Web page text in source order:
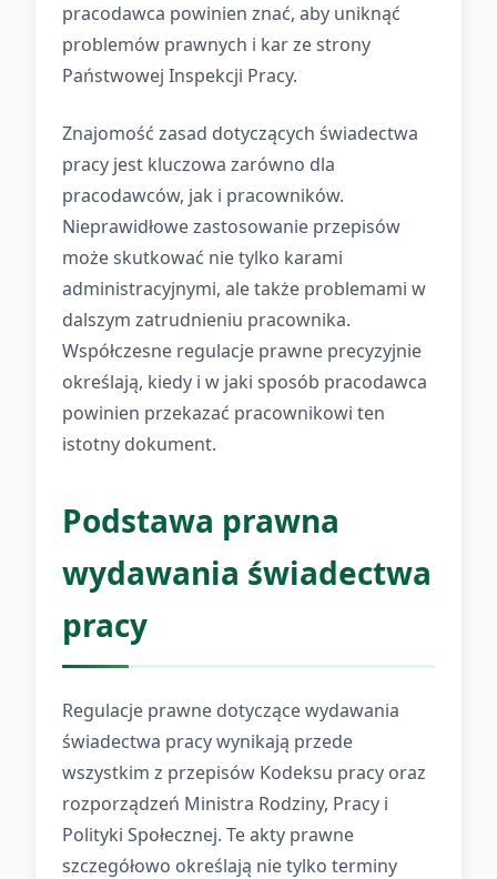
pracodawca powinien znać, aby uniknąć
problemów prawnych i kar ze strony
Państwowej Inspekcji Pracy.
Znajomość zasad dotyczących świadectwa
pracy jest kluczowa zarówno dla
pracodawców, jak i pracowników.
Nieprawidłowe zastosowanie przepisów
może skutkować nie tylko karami
administracyjnymi, ale także problemami w
dalszym zatrudnieniu pracownika.
Współczesne regulacje prawne precyzyjnie
określają, kiedy i w jaki sposób pracodawca
powinien przekazać pracownikowi ten
istotny dokument.
Podstawa prawna
wydawania świadectwa
pracy
Regulacje prawne dotyczące wydawania
świadectwa pracy wynikają przede
wszystkim z przepisów Kodeksu pracy oraz
rozporządzeń Ministra Rodziny, Pracy i
Polityki Społecznej. Te akty prawne
szczegółowo określają nie tylko terminy